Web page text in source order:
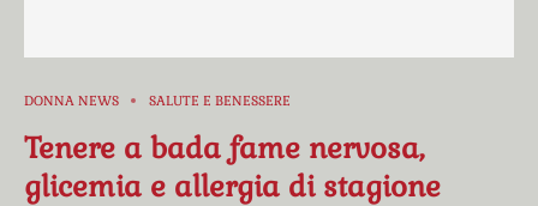
DONNA NEWS SALUTE E BENESSERE
Tenere a bada fame nervosa,
glicemia e allergia di stagione